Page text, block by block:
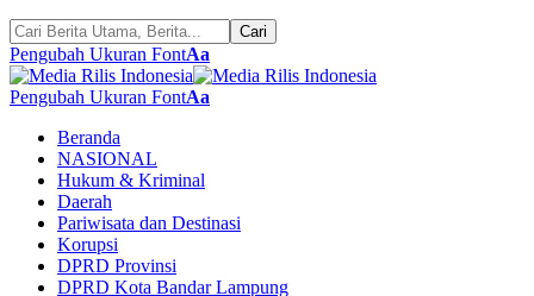
Pengubah Ukuran FontAa
Pengubah Ukuran FontAa
Beranda
NASIONAL
Hukum & Kriminal
Daerah
Pariwisata dan Destinasi
Korupsi
DPRD Provinsi
DPRD Kota Bandar Lampung